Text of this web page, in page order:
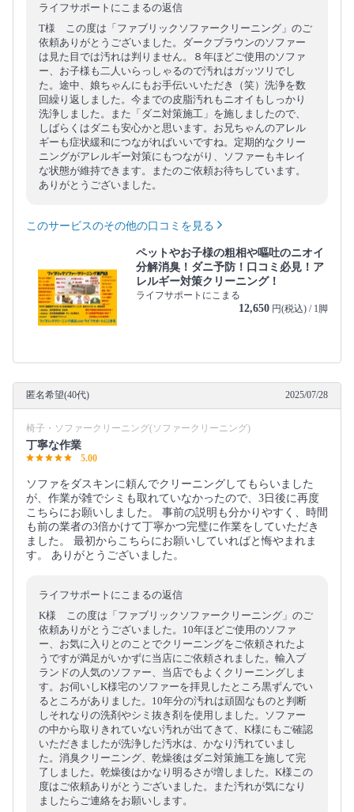
ライフサポートにこまるの返信
T様 この度は「ファブリックソファークリーニング」のご
依頼ありがとうございました。ダークブラウンのソファー
は見た目では汚れは判りません。８年ほどご使用のソファ
ー、お子様も二人いらっしゃるので汚れはガッツリでし
た。途中、娘ちゃんにもお手伝いいただき（笑）洗浄を数
回繰り返しました。今までの皮脂汚れもニオイもしっかり
洗浄しました。また「ダニ対策施工」を施しましたので、
しばらくはダニも安心かと思います。お兄ちゃんのアレル
ギーも症状緩和につながればいいですね。定期的なクリー
ニングがアレルギー対策にもつながり、ソファーもキレイ
な状態が維持できます。またのご依頼お待ちしています。
ありがとうございました。
このサービスのその他の口コミを見る
ペットやお子様の粗相や嘔吐のニオイ
分解消臭！ダニ予防！口コミ必見！ア
レルギー対策クリーニング！
ライフサポートにこまる
12,650 円(税込) / 1脚
匿名希望(40代) 2025/07/28
椅子・ソファークリーニング(ソファークリーニング)
丁寧な作業
5.00
ソファをダスキンに頼んでクリーニングしてもらいました
が、作業が雑でシミも取れていなかったので、3日後に再度
こちらにお願いしました。 事前の説明も分かりやすく、時間
も前の業者の3倍かけて丁寧かつ完璧に作業をしていただき
ました。 最初からこちらにお願いしていればと悔やまれま
す。 ありがとうございました。
ライフサポートにこまるの返信
K様 この度は「ファブリックソファークリーニング」のご
依頼ありがとうございました。10年ほどご使用のソファ
ー、お気に入りとのことでクリーニングをご依頼されたよ
うですが満足がいかずに当店にご依頼されました。輸入ブ
ランドの人気のソファー、当店でもよくクリーニングしま
す。お伺いしK様宅のソファーを拝見したところ黒ずんでい
るところがありました。10年分の汚れは頑固なものと判断
しそれなりの洗剤やシミ抜き剤を使用しました。ソファー
の中から取りきれていない汚れが出てきて、K様にもご確認
いただきましたが洗浄した汚水は、かなり汚れていまし
た。消臭クリーニング、乾燥後はダニ対策施工を施して完
了しました。乾燥後はかなり明るさが増しました。K様この
度はご依頼ありがとうございました。また汚れが気になり
ましたらご連絡をお願いします。